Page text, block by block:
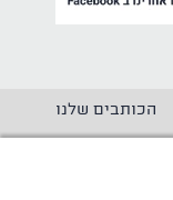
הכותבים שלנו